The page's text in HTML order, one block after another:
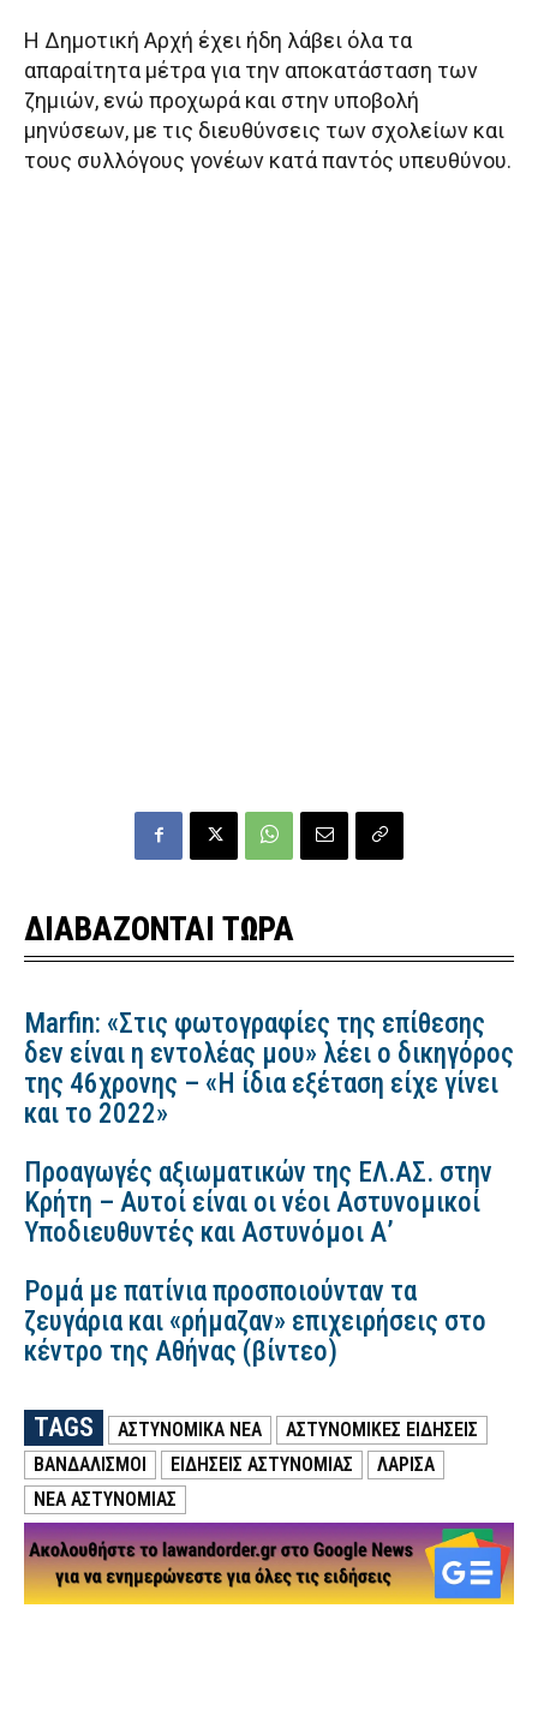
Η Δημοτική Αρχή έχει ήδη λάβει όλα τα
απαραίτητα μέτρα για την αποκατάσταση των
ζημιών, ενώ προχωρά και στην υποβολή
μηνύσεων, με τις διευθύνσεις των σχολείων και
τους συλλόγους γονέων κατά παντός υπευθύνου.
ΔΙΑΒΑΖΟΝΤΑΙ ΤΩΡΑ
Marfin: «Στις φωτογραφίες της επίθεσης
δεν είναι η εντολέας μου» λέει ο δικηγόρος
της 46χρονης – «Η ίδια εξέταση είχε γίνει
και το 2022»
Προαγωγές αξιωματικών της ΕΛ.ΑΣ. στην
Κρήτη – Αυτοί είναι οι νέοι Αστυνομικοί
Υποδιευθυντές και Αστυνόμοι Α’
Ρομά με πατίνια προσποιούνταν τα
ζευγάρια και «ρήμαζαν» επιχειρήσεις στο
κέντρο της Αθήνας (βίντεο)
TAGS ΑΣΤΥΝΟΜΙΚΑ ΝΕΑ
ΑΣΤΥΝΟΜΙΚΕΣ ΕΙΔΗΣΕΙΣ
ΒΑΝΔΑΛΙΣΜΟΙ
ΕΙΔΗΣΕΙΣ ΑΣΤΥΝΟΜΙΑΣ
ΛΑΡΙΣΑ
ΝΕΑ ΑΣΤΥΝΟΜΙΑΣ